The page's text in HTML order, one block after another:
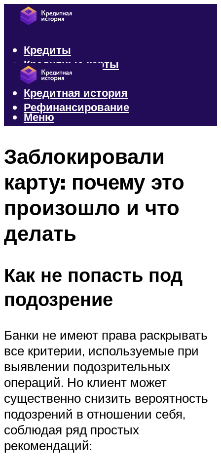
Кредиты
Кредитные карты
Микрозаймы
Кредитная история
Рефинансирование
Меню
Заблокировали
карту: почему это
произошло и что
делать
Как не попасть под
подозрение
Банки не имеют права раскрывать
все критерии, используемые при
выявлении подозрительных
операций. Но клиент может
существенно снизить вероятность
подозрений в отношении себя,
соблюдая ряд простых
рекомендаций: